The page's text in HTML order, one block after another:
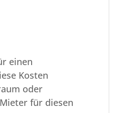
einen
Kosten
oder
für diesen